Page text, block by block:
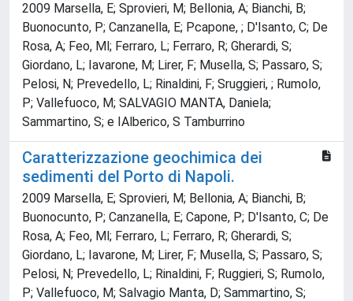
2009 Marsella, E; Sprovieri, M; Bellonia, A; Bianchi, B;
Buonocunto, P; Canzanella, E; Pcapone, ; D'Isanto, C; De
Rosa, A; Feo, Ml; Ferraro, L; Ferraro, R; Gherardi, S;
Giordano, L; Iavarone, M; Lirer, F; Musella, S; Passaro, S;
Pelosi, N; Prevedello, L; Rinaldini, F; Sruggieri, ; Rumolo,
P; Vallefuoco, M; SALVAGIO MANTA, Daniela;
Sammartino, S; e IAlberico, S Tamburrino
Caratterizzazione geochimica dei
sedimenti del Porto di Napoli.
2009 Marsella, E; Sprovieri, M; Bellonia, A; Bianchi, B;
Buonocunto, P; Canzanella, E; Capone, P; D'Isanto, C; De
Rosa, A; Feo, Ml; Ferraro, L; Ferraro, R; Gherardi, S;
Giordano, L; Iavarone, M; Lirer, F; Musella, S; Passaro, S;
Pelosi, N; Prevedello, L; Rinaldini, F; Ruggieri, S; Rumolo,
P; Vallefuoco, M; Salvagio Manta, D; Sammartino, S;